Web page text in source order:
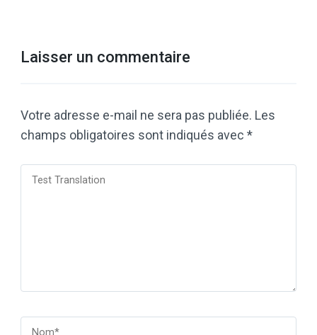
Laisser un commentaire
Votre adresse e-mail ne sera pas publiée. Les
champs obligatoires sont indiqués avec *